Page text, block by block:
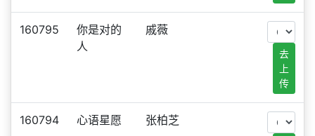
160795
你是对的
人
戚薇
去
上
传
160794 心语星愿 张柏芝